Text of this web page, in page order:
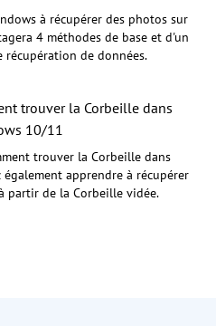
à récupérer des photos sur
4 méthodes de base et d'un
de données.
trouver la Corbeille dans
10/11
trouver la Corbeille dans
apprendre à récupérer
partir de la Corbeille vidée.